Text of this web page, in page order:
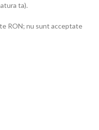
ta).
RON; nu sunt acceptate